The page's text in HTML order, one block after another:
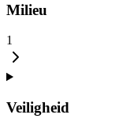
Milieu
1
Veiligheid